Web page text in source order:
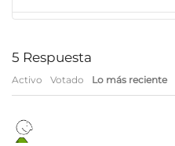
5 Respuesta
Activo Votado Lo más reciente